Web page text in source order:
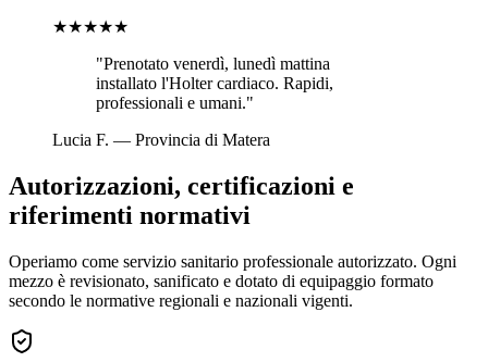
★★★★★
"Prenotato venerdì, lunedì mattina
installato l'Holter cardiaco. Rapidi,
professionali e umani."
Lucia F. — Provincia di Matera
Autorizzazioni, certificazioni e
riferimenti normativi
Operiamo come servizio sanitario professionale autorizzato. Ogni
mezzo è revisionato, sanificato e dotato di equipaggio formato
secondo le normative regionali e nazionali vigenti.